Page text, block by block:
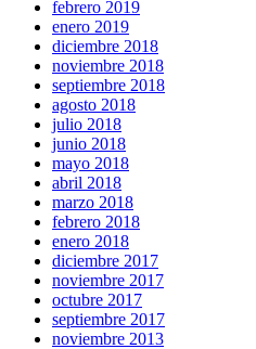
febrero 2019
enero 2019
diciembre 2018
noviembre 2018
septiembre 2018
agosto 2018
julio 2018
junio 2018
mayo 2018
abril 2018
marzo 2018
febrero 2018
enero 2018
diciembre 2017
noviembre 2017
octubre 2017
septiembre 2017
noviembre 2013